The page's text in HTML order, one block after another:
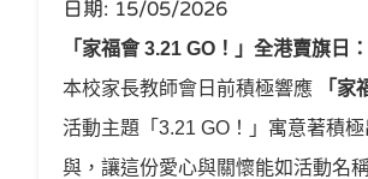
日期: 15/05/2026
「家福會3.21 GO ！」全港賣旗日
本校家長教師會日前積極響應
「家
活動主題「 3.21 GO ！」寓意著積
與，讓這份愛心與關懷能如活動名